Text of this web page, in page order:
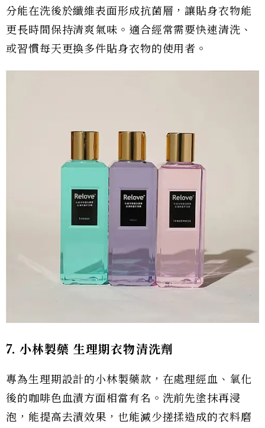
分能在洗後於纖維表面形成抗菌層，讓貼身衣物能
更長時間保持清爽氣味。適合經常需要快速清洗、
或習慣每天更換多件貼身衣物的使用者。
7. 小林製藥 生理期衣物清洗劑
專為生理期設計的小林製藥款，在處理經血、氧化
後的咖啡色血漬方面相當有名。洗前先塗抹再浸
泡，能提高去漬效果，也能減少搓揉造成的衣料磨